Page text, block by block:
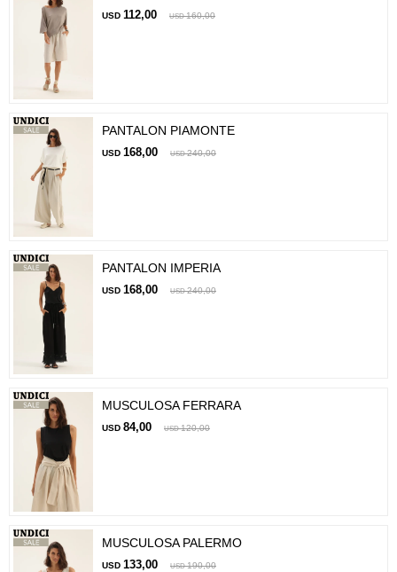
USD 112,00 USD 160,00
PANTALON PIAMONTE
USD 168,00 USD 240,00
PANTALON IMPERIA
USD 168,00 USD 240,00
MUSCULOSA FERRARA
USD 84,00 USD 120,00
MUSCULOSA PALERMO
USD 133,00 USD 190,00